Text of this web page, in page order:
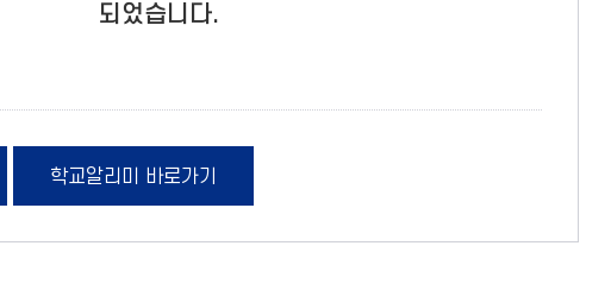
되었습니다.
학교알리미 바로가기